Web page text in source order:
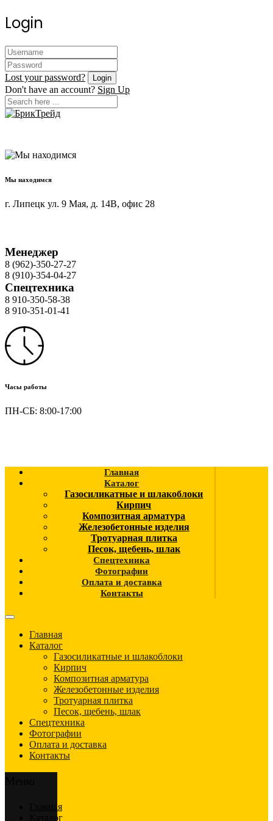
Login
Lost your password?
Don't have an account? Sign Up
Мы находимся
г. Липецк ул. 9 Мая, д. 14В, офис 28
Менеджер
8 (962)-350-27-27
8 (910)-354-04-27
Спецтехника
8 910-350-58-38
8 910-351-01-41
Часы работы
ПН-СБ: 8:00-17:00
Главная
Каталог
Газосиликатные и шлакоблоки
Кирпич
Композитная арматура
Железобетонные изделия
Тротуарная плитка
Песок, щебень, шлак
Спецтехника
Фотографии
Оплата и доставка
Контакты
Главная
Каталог
Газосиликатные и шлакоблоки
Кирпич
Композитная арматура
Железобетонные изделия
Тротуарная плитка
Песок, щебень, шлак
Спецтехника
Фотографии
Оплата и доставка
Контакты
Главная
Каталог